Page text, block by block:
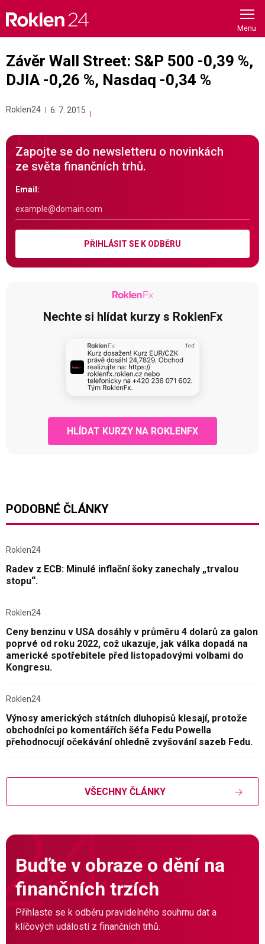
content
Závěr Wall Street: S&P 500 -0,39 %,
DJIA -0,26 %, Nasdaq -0,34 %
Roklen24 6. 7. 2015
Zapojte se do newsletteru o novinkách
ze světa finančních trhů.
Email:
PŘIHLÁSIT SE K ODBĚRU
Nechte si hlídat kurzy s RoklenFx
HLÍDAT KURZY NA ROKLENFX
PODOBNÉ ČLÁNKY
Roklen24
Radev z ECB: Minulé inflační šoky zanechaly „trvalou
stopu“.
Roklen24
Ceny benzinu v USA dosáhly v průměru 4 dolarů za galon
poprvé od roku 2022, což ukazuje, jak válka dopadá na
americké spotřebitele před listopadovými volbami do
Kongresu.
Roklen24
Výnosy amerických státních dluhopisů klesají, protože
obchodníci po komentářích šéfa Fedu Powella
přehodnocují očekávání ohledně zvyšování sazeb Fedu.
VŠECHNY ČLÁNKY
Buďte v obraze o dění na
finančních trzích
Přihlaste se k odběru pravidelného souhrnu dat a
klíčových událostí z finančních trhů.